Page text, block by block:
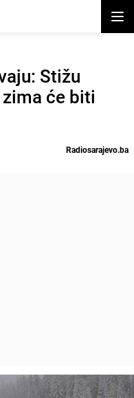
Stižu
će biti
Radiosarajevo.ba